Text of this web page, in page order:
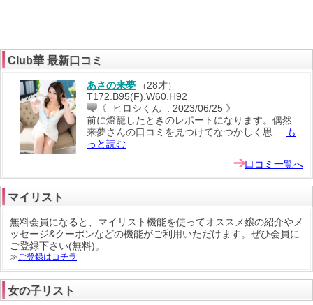
Club華 最新口コミ
あさの来夢 （ 28才）
T172.B95(F).W60.H92
《 ヒロシくん : 2023/06/25 》
前に燈籠したときのレポートになります。偶然
来夢さんの口コミを見つけてなつかしく思 ...
も
っと読む
口コミ一覧へ
マイリスト
無料会員になると、マイリスト機能を使ってオススメ嬢の紹介や メ
ッセージ&クーポンなどの機能がご利用いただけます。ぜひ会員に
ご登録下さい(無料)。
≫ ご登録はコチラ
女の子リスト